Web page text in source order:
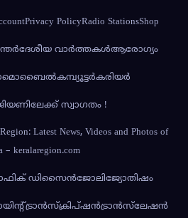
Privacy PolicyRadio StationsShop
വാര്‍ത്തകള്‍ആരോഗ്യം
കമ്പ്യൂട്ടര്‍കരിയര്‍
സ്വാഗതം !
Latest News, Videos and Photos of
– keralaregion.com
ഡിസൈൻജോലിജ്യോതിഷം
ട്രാൻസ്‌ക്രിപ്‌ഷൻട്രാൻസ്‌ലേഷൻ